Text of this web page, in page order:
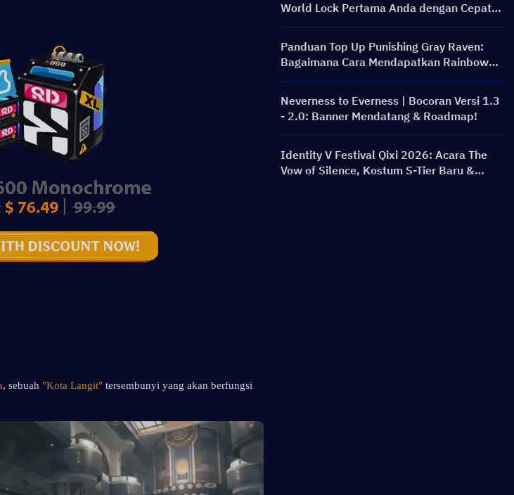
, sebuah "Kota Langit" tersembunyi yang akan berfungsi
World Lock Pertama Anda dengan Cepat &
Aman
Panduan Top Up Punishing Gray Raven:
Bagaimana Cara Mendapatkan Rainbow
Card dengan Harga Lebih Murah?
Neverness to Everness | Bocoran Versi 1.3
- 2.0: Banner Mendatang & Roadmap!
Identity V Festival Qixi 2026: Acara The
Vow of Silence, Kostum S-Tier Baru &